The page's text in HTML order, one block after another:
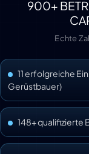
900+
Echte
11 erfolgreiche
Gerüstbauer)
148+ qualifizierte